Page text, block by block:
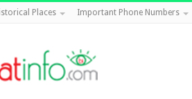
Places Important Phone Numbers